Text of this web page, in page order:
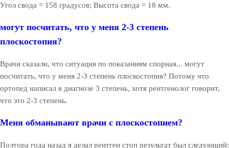
Угол свода = 158 градусов; Высота свода = 18 мм.
могут посчитать, что у меня 2-3 степень
плоскостопия?
Врачи сказали, что ситуация по показаниям спорная... могут
посчитать, что у меня 2-3 степень плоскостопия? Потому что
ортопед написал в диагнозе 3 степень, хотя рентгенолог говорит,
что это 2-3 степень.
Меня обманывают врачи с плоскостопием?
Полтора года назад я делал рентген стоп результат был следующий: